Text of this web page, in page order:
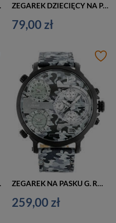
ZEGAREK DZIECIĘCY NA PASKU BIAŁY PERFECT L248 - KOMUNIJNY (zp968g)
79,00 zł
(zp809b) ZEGAREK NA PASKU G. ROSSI - E11706A2-6F2 (zg336d) + BOX
259,00 zł